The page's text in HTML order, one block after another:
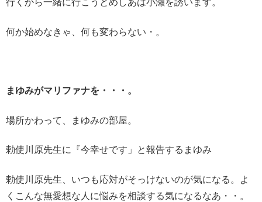
行くから一緒に行こうとめしあは小瀬を誘います。
何か始めなきゃ、何も変わらない・。
まゆみがマリファナを・・・。
場所かわって、まゆみの部屋。
勅使川原先生に『今幸せです」と報告するまゆみ
勅使川原先生、いつも応対がそっけないのが気になる。よ
くこんな無愛想な人に悩みを相談する気になるなあ・・。